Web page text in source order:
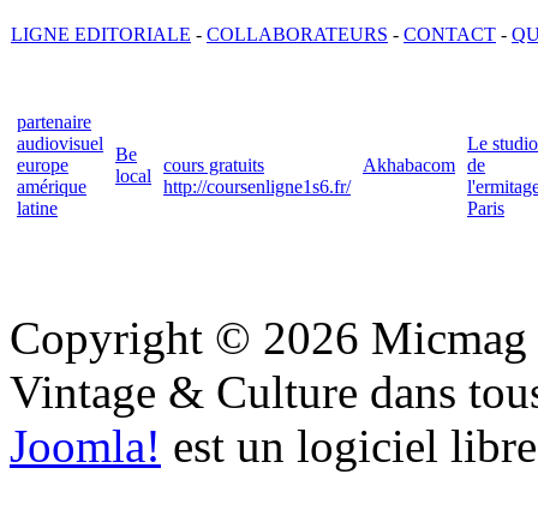
LIGNE EDITORIALE - COLLABORATEURS - CONTACT -
partenaire
audiovisuel
europe
amérique
latine
Be
local
cours gratuits
http://coursenligne1s6.fr/
Akhabacom
Le studio
de
Paris
Copyright © 2026 Micmag
Vintage & Culture dans
Joomla! est un logiciel